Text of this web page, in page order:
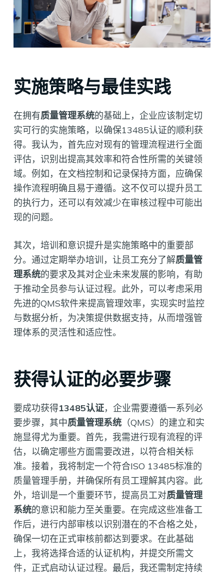
实施策略与最佳实践
在拥有质量管理系统的基础上，企业应该制定切
实可行的实施策略，以确保13485认证的顺利获
得。我认为，首先应对现有的管理流程进行全面
评估，识别出提高其效率和符合性所需的关键领
域。例如，在文档控制和记录保持方面，应确保
操作流程明确且易于遵循。这不仅可以提升员工
的执行力，还可以有效减少在审核过程中可能出
现的问题。
其次，培训和意识提升是实施策略中的重要部
分。通过定期举办培训，让员工充分了解质量管
理系统的要求及其对企业未来发展的影响，有助
于推动全员参与认证过程。此外，可以考虑采用
先进的QMS软件来提高管理效率，实现实时监控
与数据分析，为决策提供数据支持，从而增强管
理体系的灵活性和适应性。
获得认证的必要步骤
要成功获得13485认证，企业需要遵循一系列必
要步骤，其中质量管理系统（QMS）的建立和实
施显得尤为重要。首先，我需进行现有流程的评
估，以确定哪些方面需要改进，以符合相关标
准。接着，我将制定一个符合ISO 13485标准的
质量管理手册，并确保所有员工理解其内容。此
外，培训是一个重要环节，提高员工对质量管理
系统的意识和能力至关重要。在完成这些准备工
作后，进行内部审核以识别潜在的不合格之处，
确保一切在正式审核前都达到要求。在此基础
上，我将选择合适的认证机构，并提交所需文
件，正式启动认证过程。最后，我还需制定持续